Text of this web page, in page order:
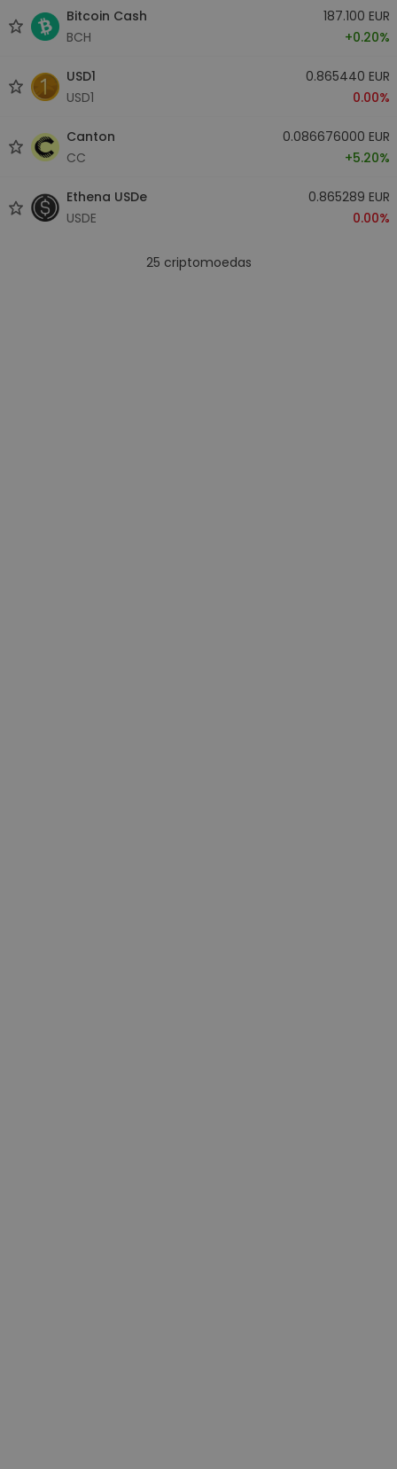
Bitcoin Cash
BCH
187.100 EUR
+0.20%
USD1
USD1
0.865440 EUR
0.00%
Canton
CC
0.086676000 EUR
+5.20%
Ethena USDe
USDE
0.865289 EUR
0.00%
25 criptomoedas